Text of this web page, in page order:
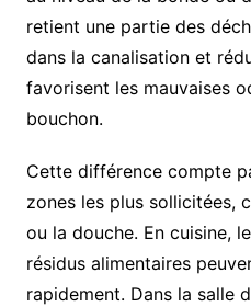
retient une partie des
dans la canalisation et
favorisent les mauvaises
bouchon.
Cette différence compte
zones les plus sollicitées,
ou la douche. En cuisine,
résidus alimentaires
rapidement. Dans la salle